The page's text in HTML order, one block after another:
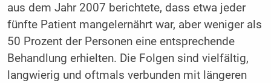
aus dem Jahr 2007 berichtete, dass etwa jeder
fünfte Patient mangelernährt war, aber weniger als
50 Prozent der Personen eine entsprechende
Behandlung erhielten. Die Folgen sind vielfältig,
langwierig und oftmals verbunden mit längeren